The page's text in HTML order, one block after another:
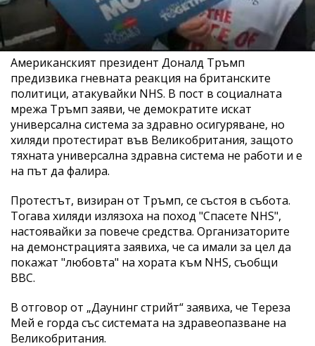
Американският президент Доналд Тръмп
предизвика гневната реакция на британските
политици, атакувайки NHS. В пост в социалната
мрежа Тръмп заяви, че демократите искат
универсална система за здравно осигуряване, но
хиляди протестират във Великобритания, защото
тяхната универсална здравна система не работи и е
на път да фалира.
Протестът, визиран от Тръмп, се състоя в събота.
Тогава хиляди излязоха на поход "Спасете NHS",
настоявайки за повече средства. Организаторите
на демонстрацията заявиха, че са имали за цел да
покажат "любовта" на хората към NHS, съобщи
ВВС.
В отговор от „Даунинг стрийт“ заявиха, че Тереза
Мей е горда със системата на здравеопазване на
Великобритания.